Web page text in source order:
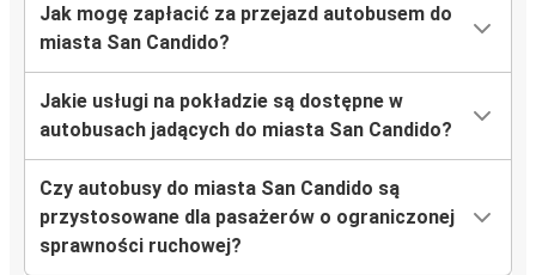
Jak mogę zapłacić za przejazd autobusem do
miasta San Candido?
Jakie usługi na pokładzie są dostępne w
autobusach jadących do miasta San Candido?
Czy autobusy do miasta San Candido są
przystosowane dla pasażerów o ograniczonej
sprawności ruchowej?